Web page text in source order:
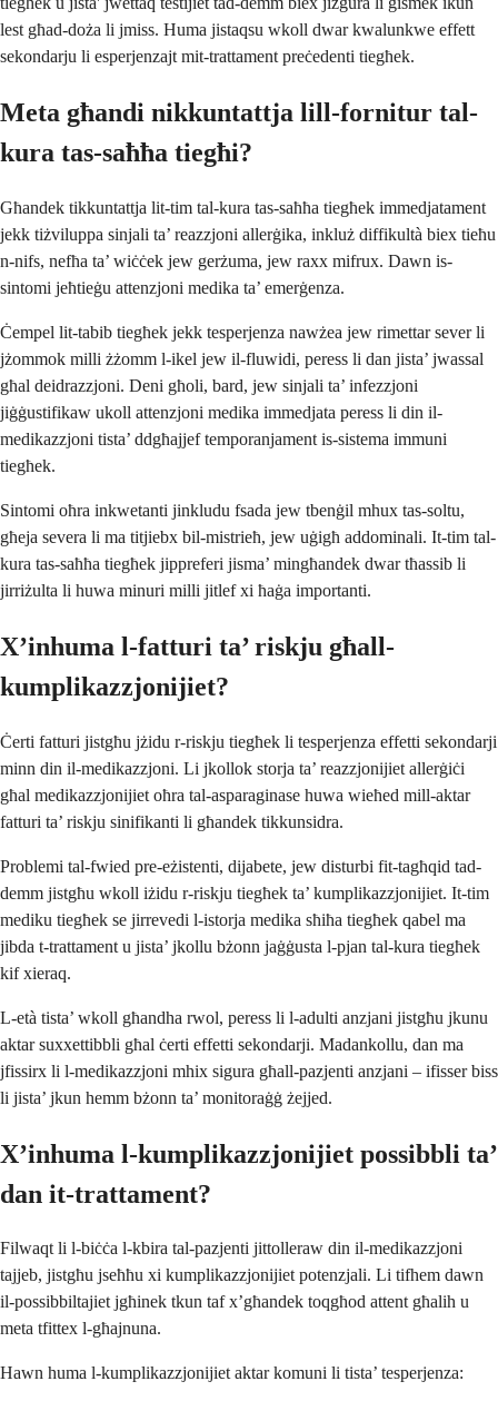
lest għad-doża li jmiss. Huma jistaqsu wkoll dwar kwalunkwe effett
sekondarju li esperjenzajt mit-trattament preċedenti tiegħek.
Meta għandi nikkuntattja lill-fornitur tal-
kura tas-saħħa tiegħi?
Għandek tikkuntattja lit-tim tal-kura tas-saħħa tiegħek immedjatament
jekk tiżviluppa sinjali ta’ reazzjoni allerġika, inkluż diffikultà biex tieħu
n-nifs, nefħa ta’ wiċċek jew gerżuma, jew raxx mifrux. Dawn is-
sintomi jeħtieġu attenzjoni medika ta’ emerġenza.
Ċempel lit-tabib tiegħek jekk tesperjenza nawżea jew rimettar sever li
jżommok milli żżomm l-ikel jew il-fluwidi, peress li dan jista’ jwassal
għal deidrazzjoni. Deni għoli, bard, jew sinjali ta’ infezzjoni
jiġġustifikaw ukoll attenzjoni medika immedjata peress li din il-
medikazzjoni tista’ ddgħajjef temporanjament is-sistema immuni
tiegħek.
Sintomi oħra inkwetanti jinkludu fsada jew tbenġil mhux tas-soltu,
għeja severa li ma titjiebx bil-mistrieħ, jew uġigħ addominali. It-tim tal-
kura tas-saħħa tiegħek jippreferi jisma’ mingħandek dwar tħassib li
jirriżulta li huwa minuri milli jitlef xi ħaġa importanti.
X’inhuma l-fatturi ta’ riskju għall-
kumplikazzjonijiet?
Ċerti fatturi jistgħu jżidu r-riskju tiegħek li tesperjenza effetti sekondarji
minn din il-medikazzjoni. Li jkollok storja ta’ reazzjonijiet allerġiċi
għal medikazzjonijiet oħra tal-asparaginase huwa wieħed mill-aktar
fatturi ta’ riskju sinifikanti li għandek tikkunsidra.
Problemi tal-fwied pre-eżistenti, dijabete, jew disturbi fit-tagħqid tad-
demm jistgħu wkoll iżidu r-riskju tiegħek ta’ kumplikazzjonijiet. It-tim
mediku tiegħek se jirrevedi l-istorja medika sħiħa tiegħek qabel ma
jibda t-trattament u jista’ jkollu bżonn jaġġusta l-pjan tal-kura tiegħek
kif xieraq.
L-età tista’ wkoll għandha rwol, peress li l-adulti anzjani jistgħu jkunu
aktar suxxettibbli għal ċerti effetti sekondarji. Madankollu, dan ma
jfissirx li l-medikazzjoni mhix sigura għall-pazjenti anzjani – ifisser biss
li jista’ jkun hemm bżonn ta’ monitoraġġ żejjed.
X’inhuma l-kumplikazzjonijiet possibbli ta’
dan it-trattament?
Filwaqt li l-biċċa l-kbira tal-pazjenti jittolleraw din il-medikazzjoni
tajjeb, jistgħu jseħħu xi kumplikazzjonijiet potenzjali. Li tifhem dawn
il-possibbiltajiet jgħinek tkun taf x’għandek toqgħod attent għalih u
meta tfittex l-għajnuna.
Hawn huma l-kumplikazzjonijiet aktar komuni li tista’ tesperjenza: